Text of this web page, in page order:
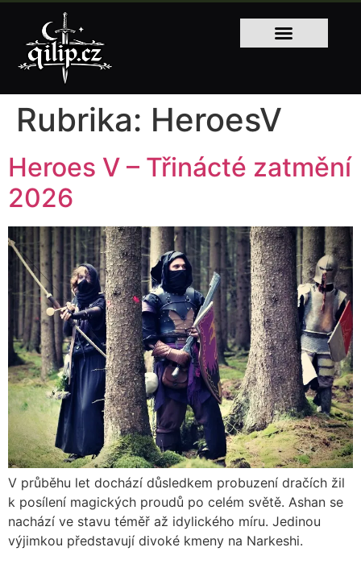
Rubrika: HeroesV
Heroes V – Třinácté zatmění
2026
V průběhu let dochází důsledkem probuzení dračích žil
k posílení magických proudů po celém světě. Ashan se
nachází ve stavu téměř až idylického míru. Jedinou
výjimkou představují divoké kmeny na Narkeshi.